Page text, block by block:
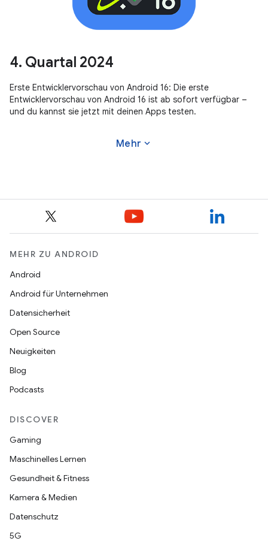
4. Quartal 2024
Erste Entwicklervorschau von Android 16: Die erste
Entwicklervorschau von Android 16 ist ab sofort verfügbar –
und du kannst sie jetzt mit deinen Apps testen.
Mehr expand_more
MEHR ZU ANDROID
Android
Android für Unternehmen
Datensicherheit
Open Source
Neuigkeiten
Blog
Podcasts
DISCOVER
Gaming
Maschinelles Lernen
Gesundheit & Fitness
Kamera & Medien
Datenschutz
5G